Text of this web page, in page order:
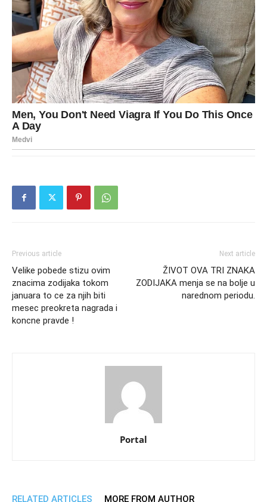
Previous article
Velike pobede stizu ovim
znacima zodijaka tokom
januara to ce za njih biti
mesec preokreta nagrada i
koncne pravde !
Next article
ŽIVOT OVA TRI ZNAKA
ZODIJAKA menja se na bolje u
narednom periodu.
Portal
RELATED ARTICLES MORE FROM AUTHOR